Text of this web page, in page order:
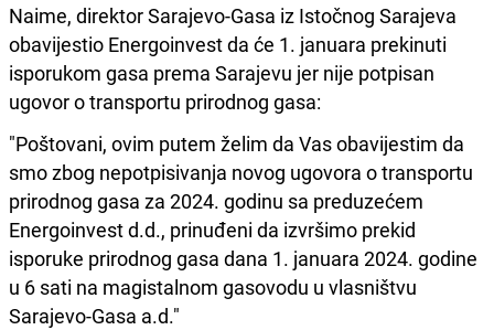
Naime, direktor Sarajevo-Gasa iz Istočnog Sarajeva
obavijestio Energoinvest da će 1. januara prekinuti
isporukom gasa prema Sarajevu jer nije potpisan
ugovor o transportu prirodnog gasa:
"Poštovani, ovim putem želim da Vas obavijestim da
smo zbog nepotpisivanja novog ugovora o transportu
prirodnog gasa za 2024. godinu sa preduzećem
Energoinvest d.d., prinuđeni da izvršimo prekid
isporuke prirodnog gasa dana 1. januara 2024. godine
u 6 sati na magistalnom gasovodu u vlasništvu
Sarajevo-Gasa a.d."